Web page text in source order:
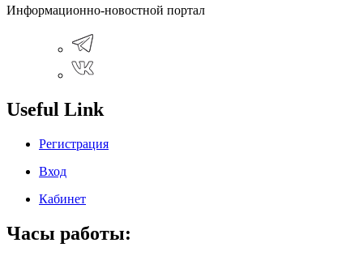
Информационно-новостной портал
Useful Link
Регистрация
Вход
Кабинет
Часы работы: